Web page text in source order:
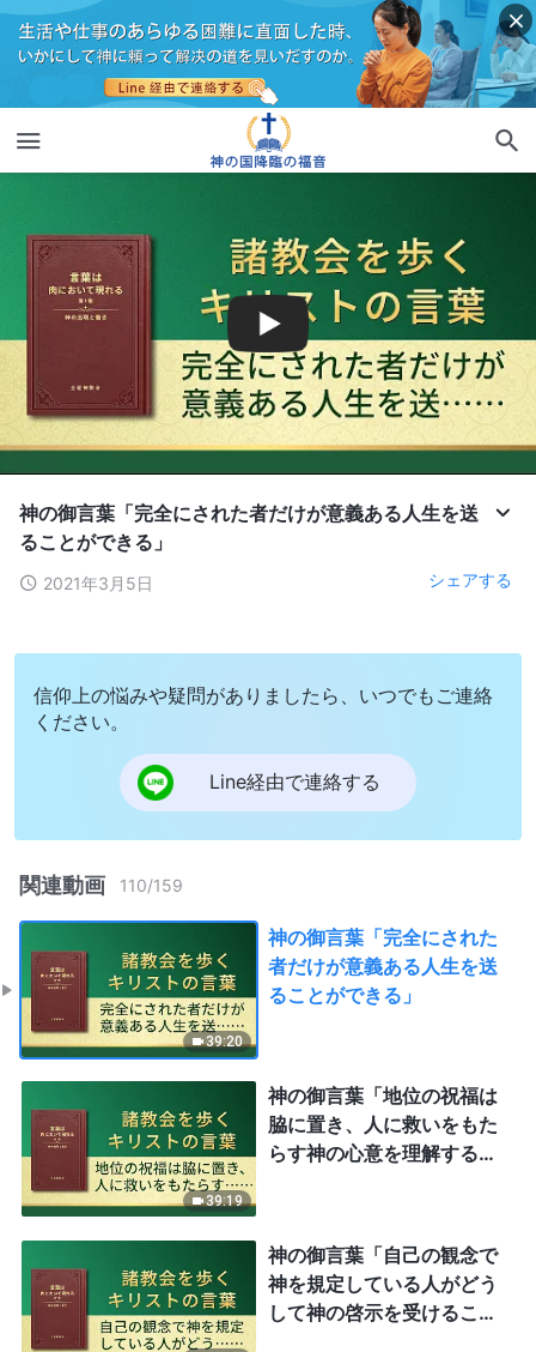
神の御言葉「完全にされた者だけが意義ある人生を送
ることができる」
2021年3月5日 シェアする
信仰上の悩みや疑問がありましたら、いつでもご連絡
ください。
Line経由で連絡する
関連動画 110/159
39:20
神の御言葉「完全にされた
者だけが意義ある人生を送
ることができる」
39:19
神の御言葉「地位の祝福は
脇に置き、人に救いをもた
らす神の心意を理解するべ
神の御言葉「自己の観念で
神を規定している人がどう
して神の啓示を受けること